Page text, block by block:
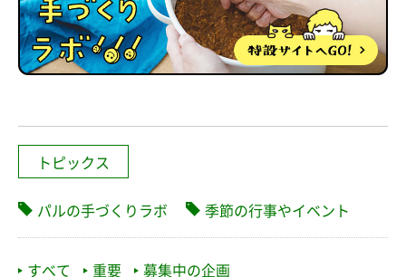
トピックス
パルの手づくりラボ 季節の行事やイベント
すべて 重要 募集中の企画